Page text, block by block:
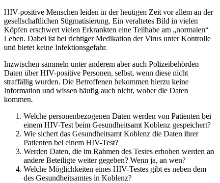
HIV-positive Menschen leiden in der heutigen Zeit vor allem an der
gesellschaftlichen Stigmatisierung. Ein veraltetes Bild in vielen
Köpfen erschwert vielen Erkrankten eine Teilhabe am „normalen“
Leben. Dabei ist bei richtiger Medikation der Virus unter Kontrolle
und bietet keine Infektionsgefahr.
Inzwischen sammeln unter anderem aber auch Polizeibehörden
Daten über HIV-positive Personen, selbst, wenn diese nicht
straffällig wurden. Die Betroffenen bekommen hierzu keine
Information und wissen häufig auch nicht, woher die Daten
kommen.
Welche personenbezogenen Daten werden von Patienten bei
einem HIV-Test beim Gesundheitsamt Koblenz gespeichert?
Wie sichert das Gesundheitsamt Koblenz die Daten ihrer
Patienten bei einem HIV-Test?
Werden Daten, die im Rahmen des Testes erhoben werden an
andere Beteiligte weiter gegeben? Wenn ja, an wen?
Welche Möglichkeiten eines HIV-Testes gibt es neben dem
des Gesundheitsamtes in Koblenz?